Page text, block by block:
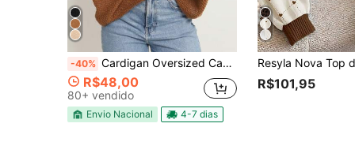
-40% Cardigan Oversized Capa Manga Morcego Kimono Casulo aberto em malha Tricot Casaquinho Blusa Feminina elegante
R$48,00
80+ vendido
Envio Nacional 4-7 dias
R$101,95